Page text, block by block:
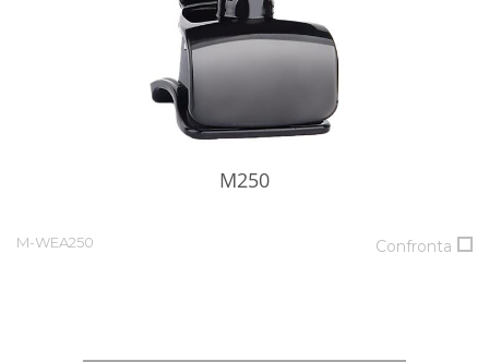
M250
M-WEA250 Confronta